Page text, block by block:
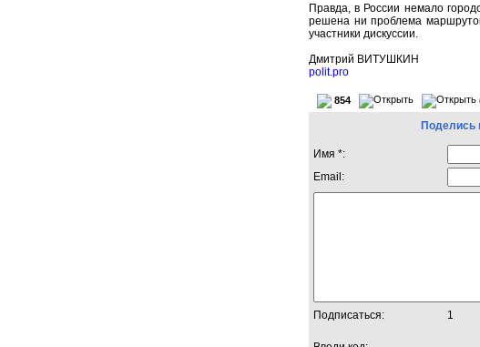
Правда, в России немало
решена ни проблема
участники дискуссии.
Дмитрий ВИТУШКИН
polit.pro
854
Поделись
Имя *:
Email:
Подписаться: 1